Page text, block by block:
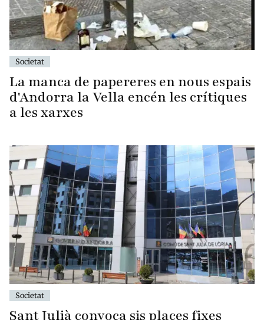
Societat
La manca de papereres en nous espais
d'Andorra la Vella encén les crítiques
a les xarxes
Societat
Sant Julià convoca sis places fixes